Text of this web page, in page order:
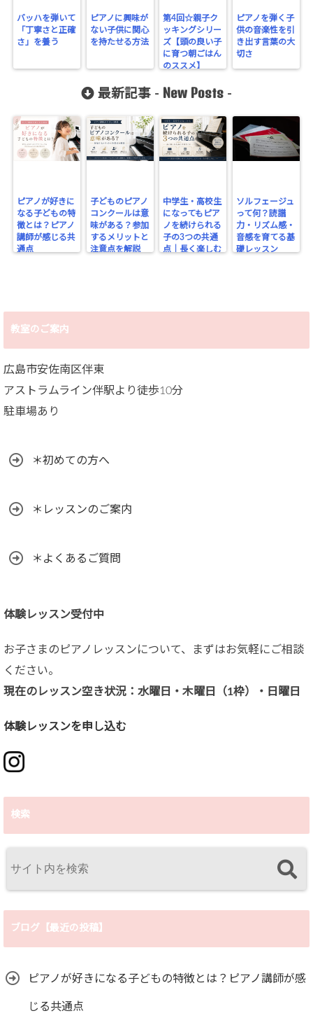
バッハを弾いて
「丁寧さと正確
さ」を養う
ピアノに興味が
ない子供に関心
を持たせる方法
第4回☆親子ク
ッキングシリー
ズ【頭の良い子
に育つ朝ごはん
のススメ】
ピアノを弾く子
供の音楽性を引
き出す言葉の大
切さ
最新記事 - New Posts -
ピアノが好きに
なる子どもの特
徴とは？ピアノ
講師が感じる共
通点
子どものピアノ
コンクールは意
味がある？参加
するメリットと
注意点を解説
中学生・高校生
になってもピア
ノを続けられる
子の3つの共通
点｜長く楽しむ
ソルフェージュ
って何？読譜
力・リズム感・
音感を育てる基
礎レッスン
教室のご案内
広島市安佐南区伴東
アストラムライン伴駅より徒歩10分
駐車場あり
＊初めての方へ
＊レッスンのご案内
＊よくあるご質問
体験レッスン受付中
お子さまのピアノレッスンについて、まずはお気軽にご相談
ください。
現在のレッスン空き状況：水曜日・木曜日（1枠）・日曜日
体験レッスンを申し込む
検索
ブログ【最近の投稿】
ピアノが好きになる子どもの特徴とは？ピアノ講師が感
じる共通点